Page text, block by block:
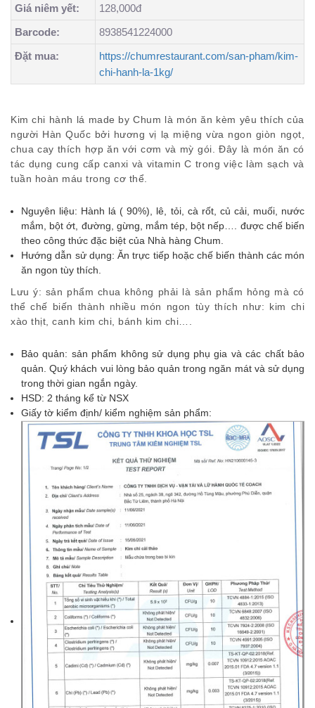
Giá niêm yết:
128,000đ
Barcode:
8938541224000
Đặt mua:
https://chumrestaurant.com/san-pham/kim-
chi-hanh-la-1kg/
Kim chi hành lá made by Chum là món ăn kèm yêu thích của
người Hàn Quốc bởi hương vị lạ miệng vừa ngon giòn ngọt,
chua cay thích hợp ăn với cơm và mỳ gói. Đây là món ăn có
tác dụng cung cấp canxi và vitamin C trong việc làm sạch và
tuần hoàn máu trong cơ thể.
Nguyên liệu: Hành lá ( 90%), lê, tỏi, cà rốt, củ cải, muối, nước
mắm, bột ớt, đường, gừng, mắm tép, bột nếp…. được chế biến
theo công thức đặc biệt của Nhà hàng Chum.
Hướng dẫn sử dụng: Ăn trực tiếp hoặc chế biến thành các món
ăn ngon tùy thích.
Lưu ý: sản phẩm chua không phải là sản phẩm hỏng mà có
thể chế biến thành nhiều món ngon tùy thích như: kim chi
xào thịt, canh kim chi, bánh kim chi….
Bảo quản: sản phẩm không sử dụng phụ gia và các chất bảo
quản. Quý khách vui lòng bảo quản trong ngăn mát và sử dụng
trong thời gian ngắn ngày.
HSD: 2 tháng kể từ NSX
Giấy tờ kiểm định/ kiểm nghiệm sản phẩm: